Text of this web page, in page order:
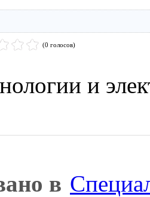
(0 голосов)
и
в